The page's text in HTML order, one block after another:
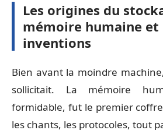
Les origines du
mémoire humaine et
inventions
Bien avant la moindre machine,
sollicitait. La mémoire
formidable, fut le premier
les chants, les protocoles, tout